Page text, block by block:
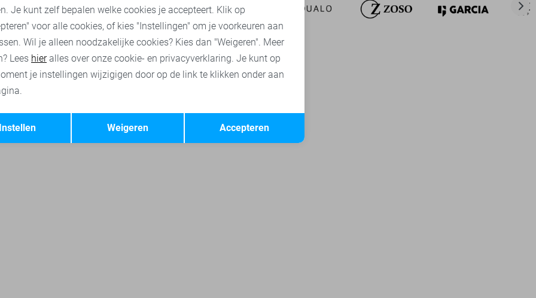
Terug Opslaan
Je kunt zelf bepalen welke cookies je accepteert. Klik op
voor alle cookies, of kies "Instellingen" om je voorkeuren aan
Wil je alleen noodzakelijke cookies? Kies dan "Weigeren". Meer
Lees hieralles over onze cookie- en privacyverklaring. Je kunt op
je instellingen wijzigigen door op de link te klikken onder aan
Accepteren
Weigeren